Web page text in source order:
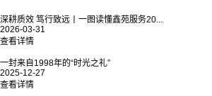
深耕质效 笃行致远丨一图读懂鑫苑服务20...
2026-03-31
查看详情
一封来自1998年的“时光之礼”
2025-12-27
查看详情